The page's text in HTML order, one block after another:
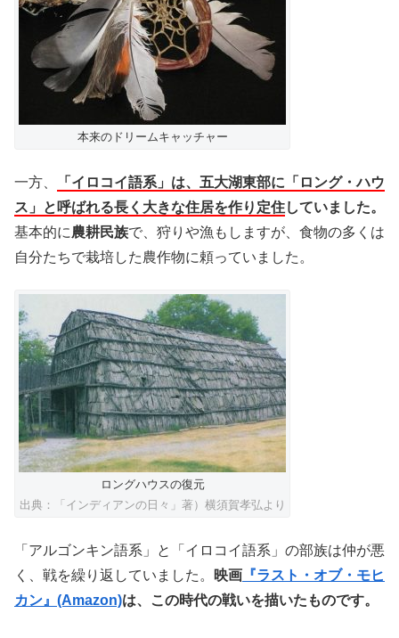
本来のドリームキャッチャー
一方、
「イロコイ語系」は、五大湖東部に「ロング・ハウ
ス」と呼ばれる長く大きな住居を作り定住していました。
基本的に農耕民族で、狩りや漁もしますが、食物の多くは
自分たちで栽培した農作物に頼っていました。
ロングハウスの復元
出典：「インディアンの日々」著）横須賀孝弘より
「アルゴンキン語系」と「イロコイ語系」の部族は仲が悪
く、戦を繰り返していました。
映画 『ラスト・オブ・モヒ
カン』(Amazon)は、この時代の戦いを描いたものです。